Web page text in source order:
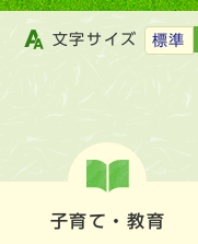
文字サイズ 標準
子育て・教育